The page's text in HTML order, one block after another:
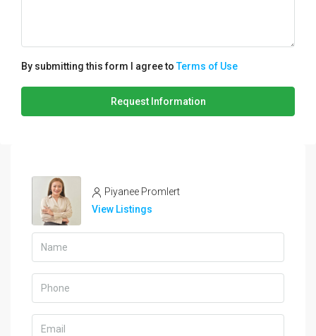
By submitting this form I agree toTerms of Use
Request Information
Piyanee Promlert
View Listings